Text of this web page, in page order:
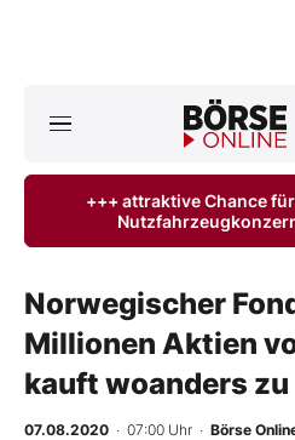
ktuelle Ausgabe
Anlageprodukte
Finanz-Check
+++ attraktive Chance
Norwegischer
Millionen Aktien
kauft woanders zu
07.08.2020 · 07:00 Uhr · Börse